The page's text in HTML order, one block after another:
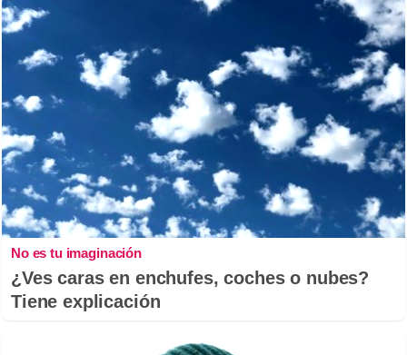
No es tu imaginación
¿Ves caras en enchufes, coches o nubes?
Tiene explicación